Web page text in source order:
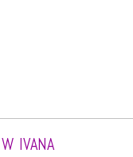
W IVANA